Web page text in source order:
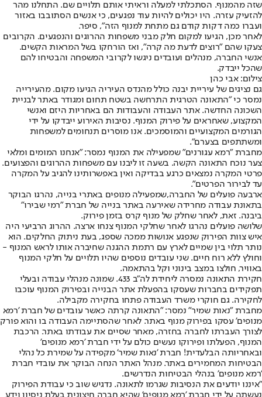
שזה מהמנוף. הסתכלתי למעלה וראיתי אותם תלויים שם. התחלנו מהר
להזעיק עזרה. היו יכולים להיות עוד נפגעים, כי אנשים הסתובבו באזור
ועברו כמה דקות קודם גם מתחת למנוף הזה", סיפר.
לאחר מכן, הגיעו למקום חלק מבני משפחות ההרוגים והנפגעים. הקרובים
צעקו שהם "רוצים לדעת מה קרה", ואז הורחקו בשל המראות הקשים.
אנשי החברה, מנהלים ועובדים ניגשו לקרובי המשפחה והבטיחו להם
שהכל ייבדק.
צילום: אבי כהן
גם נציגים של עיריית יבנה כולל מהנדס העיריה הגיעו מקום. מהעירייה
נמסר כי "התאונה הטרגית התרחשה בשטח תחום ומגודר באתר לבניית
השכונה החדשה. אתר העבודה והעבודות הם באחריות היזם ואנשי
המקצוע, שאחראים על פירוק המנוף. נסיבות האירוע ייבדקו על ידי
הגורמים המקצועיים והמוסמכים. אנו מוסרים תנחומים למשפחות
ומשתתפים בצערם".
מחברת "רמא עגורנים" שמפעילה את המנוף נמסר: "אנחנו המומים ומלאי
צער נוכח התאונה הקשה. בשעה זו ליבנו עם משפחות ההרוגים והפצועים.
פרטי המקרה נמצאים כרגע בבדיקה ואין באפשרותינו להגיב על המקרה
עד לבירור הפרטים".
ארבעה פועלים של החברה,שמפעילה מנופים באתרי בנייה, נהרגו הבוקר
בתאונת עבודה מחרידה שאירעה באתר בנייה של חברת "רמי שבירו"
ביבנה. זאת, לאחר שחלק של מנוף קרס בזמן פירוק.
שלושה פועלים נהרגו לאחר שחלקי המנוף צנחו ארצה. ההרוג הרביעי היה
איש צוות הפירוק שנפגע אנושות ממכה שספג, בעת ניתוק החלקים. הוא
נותר תלוי בין שמיים לארץ עם רתמת ההגנה שחיברה אותו לראש המנוף -
וחולץ ללא רוח חיים. שני עובדים נוספים שהיו תלויים על חלקי המנוף
באוויר, חולצו במצב בינוני וקל בהתאמה.
חקירת התאונה נמסרה ליחידת לה"ב 433. שמונה מנהלי עבודה ובעלי
תפקידים בחברות שעסקו בהפעלת אתר הבנייה ובפירוק המנוף עוכבו
לחקירה. גם חוקרי משרד העבודה פתחו בחקירה מקבילה.
מחברת "נאות שמיר" נמסר: "התאונה קרתה כאשר עובדים של חברת 'רמא
מנופים' עסקו בפירוק מנוף באתר. לאחר שהסתיימה העבודה בו והוא פורק
לצורך העברתו לחברה בחזרה, מאחר שסיים את עבודתו באתר. הרכבת
המנוף, הפעלתו ופירוקו נעשים כולם על ידי חברת 'רמא מנופים'
ובאחריותה הבלעדית! חברת 'נאות שמיר' מקפידה על שמירת כל נהלי
הבטיחות המחמירים באתר. מנהל האתר הנחה הבוקר את עובדי חברת
'רמא מנופים' בנהלי הבטיחות הנדרשים.
"איננו יודעים את הנסיבות שגרמו לתאונה. נדגיש שוב כי עבודת הפירוק